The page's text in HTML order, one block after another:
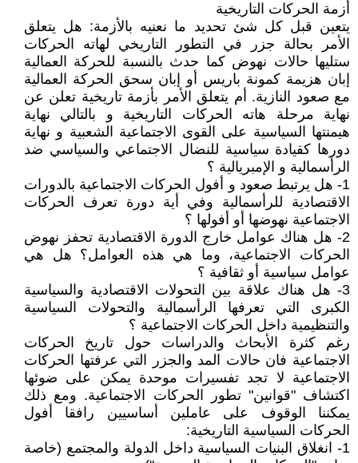
أزمة الحركات التاريخية
يتعين قبل كل شئ تحديد ما نعنيه بالأزمة: هل يتعلق
الأمر بحالة جزر في التطور التاريخي لهاته الحركات
ستليها حالات نهوض كما حدث بالنسبة للحركة العمالية
إبان هزيمة كمونة باريس أو إبان سحق الحركة العمالية
مع صعود النازية. أم يتعلق الأمر بأزمة تاريخية تعلن عن
نهاية مرحلة هاته الحركات التاريخية و بالتالي نهاية
هيمنتها السياسية على القوى الاجتماعية الشعبية و نهاية
دورها كقيادة سياسية للنضال الاجتماعي والسياسي ضد
الرأسمالية و الإمبريالية ؟
1- هل يرتبط صعود و أفول الحركات الاجتماعية بالدورات
الاقتصادية للرأسمالية وفي أية دورة تعرف الحركات
الاجتماعية نهوضها أو أفولها ؟
2- هل هناك عوامل خارج الدورة الاقتصادية تحفز نهوض
الحركات الاجتماعية، وما هي هذه العوامل؟ هل هي
عوامل سياسية أو ثقافية ؟
3- هل هناك علاقة بين التحولات الاقتصادية والسياسية
الكبرى التي تعرفها الرأسمالية والتحولات السياسية
والتنظيمية داخل الحركات الاجتماعية ؟
رغم كثرة الأبحاث والدراسات حول تاريخ الحركات
الاجتماعية فان حالات المد والجزر التي عرفتها الحركات
الاجتماعية لا تجد تفسيرات موحدة يمكن على ضوئها
اكتشاف "قوانين" تطور الحركات الاجتماعية. ومع ذلك
يمكننا الوقوف على عاملين أساسيين رافقا أفول
الحركات السياسية التاريخية:
1- انغلاق البنيات السياسية داخل الدولة والمجتمع (خاصة